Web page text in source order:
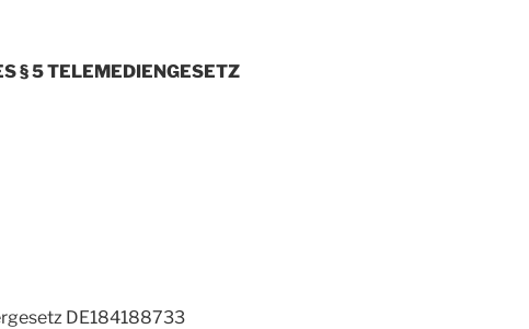
§ 5 TELEMEDIENGESETZ
DE184188733